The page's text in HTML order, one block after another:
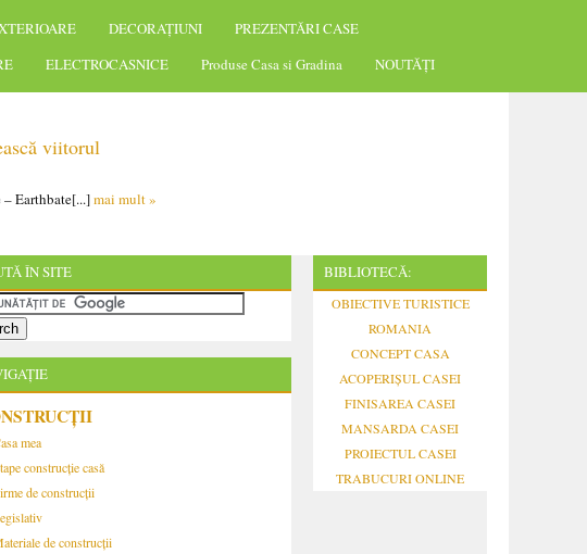
DECORAȚIUNI
PREZENTĂRI CASE
ELECTROCASNICE Produse Casa si Gradina NOUTĂȚI
viitorul
Earthbate[...]mai mult »
ÎN SITE
mea
construcție casă
de construcții
de construcții
BIBLIOTECĂ:
OBIECTIVE TURISTICE
ROMANIA
CONCEPT CASA
ACOPERIȘUL CASEI
FINISAREA CASEI
MANSARDA CASEI
PROIECTUL CASEI
TRABUCURI ONLINE